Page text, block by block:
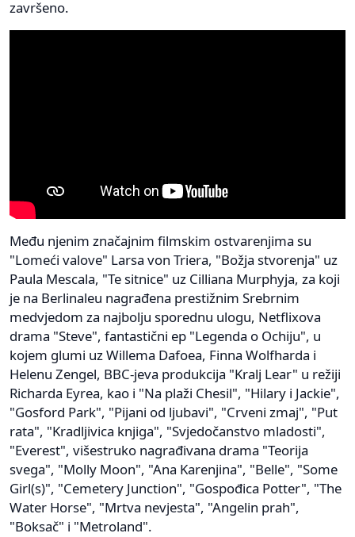
završeno.
Među njenim značajnim filmskim ostvarenjima su
"Lomeći valove" Larsa von Triera, "Božja stvorenja" uz
Paula Mescala, "Te sitnice" uz Cilliana Murphyja, za koji
je na Berlinaleu nagrađena prestižnim Srebrnim
medvjedom za najbolju sporednu ulogu, Netflixova
drama "Steve", fantastični ep "Legenda o Ochiju", u
kojem glumi uz Willema Dafoea, Finna Wolfharda i
Helenu Zengel, BBC-jeva produkcija "Kralj Lear" u režiji
Richarda Eyrea, kao i "Na plaži Chesil", "Hilary i Jackie",
"Gosford Park", "Pijani od ljubavi", "Crveni zmaj", "Put
rata", "Kradljivica knjiga", "Svjedočanstvo mladosti",
"Everest", višestruko nagrađivana drama "Teorija
svega", "Molly Moon", "Ana Karenjina", "Belle", "Some
Girl(s)", "Cemetery Junction", "Gospođica Potter", "The
Water Horse", "Mrtva nevjesta", "Angelin prah",
"Boksač" i "Metroland".